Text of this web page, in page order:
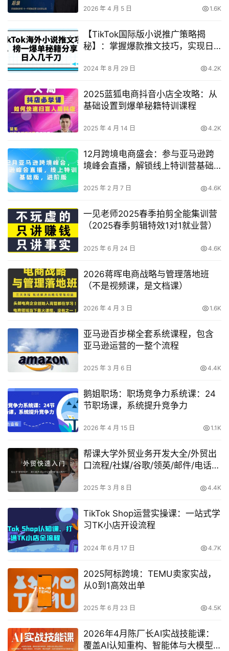
2026 年 4 月 5 日 1.6K
【TikTok国际版小说推广策略揭
秘】：掌握爆款推文技巧，实现日
2024 年 8 月 29 日 4.2K
2025蓝狐电商抖音小店全攻略：从
基础设置到爆单秘籍特训课程
2025 年 4 月 14 日 4.2K
12月跨境电商盛会：参与亚马逊跨
境峰会直播，解锁线上特训营基础
2025 年 2 月 7 日 4.6K
一见老师2025春季拍剪全能集训营
（2025春季剪辑特效1对1就业营）
2025 年 6 月 24 日 4.6K
2026蒋晖电商战略与管理落地班
（不是视频课，是文档课）
2026 年 4 月 3 日 1.6K
亚马逊百步梯全套系统课程，包含
亚马逊运营的一整个流程
2025 年 3 月 6 日 4.4K
鹅姐职场：职场竞争力系统课：24
节职场课，系统提升竞争力
2026 年 4 月 15 日 1.1K
帮课大学外贸业务开发大全/外贸出
口流程/社媒/谷歌/领英/邮件/电话/
2025 年 3 月 8 日 4.4K
TikTok Shop运营实操课：一站式学
习TK小店开设流程
2024 年 6 月 17 日 4.7K
2025阿标跨境：TEMU卖家实战，
从0到1高效出单
2025 年 6 月 23 日 4.5K
2026年4月陈厂长AI实战技能课：
覆盖AI认知重构、智能体与大模型